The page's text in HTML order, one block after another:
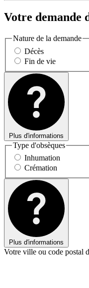
Votre demande
Nature de la demande
Décès
Fin de vie
Plus d'informations
Type d'obsèques
Inhumation
Crémation
Plus d'informations
Votre ville ou code postal